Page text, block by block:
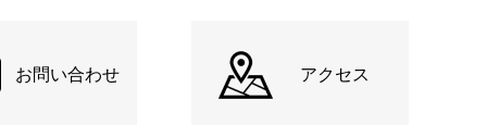
お問い合わせ アクセス